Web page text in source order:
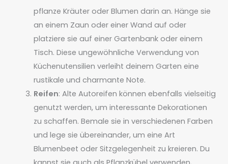
pflanze Kräuter oder Blumen darin an. Hänge sie
an einem Zaun oder einer Wand auf oder
platziere sie auf einer Gartenbank oder einem
Tisch. Diese ungewöhnliche Verwendung von
Küchenutensilien verleiht deinem Garten eine
rustikale und charmante Note.
Reifen: Alte Autoreifen können ebenfalls vielseitig
genutzt werden, um interessante Dekorationen
zu schaffen. Bemale sie in verschiedenen Farben
und lege sie übereinander, um eine Art
Blumenbeet oder Sitzgelegenheit zu kreieren. Du